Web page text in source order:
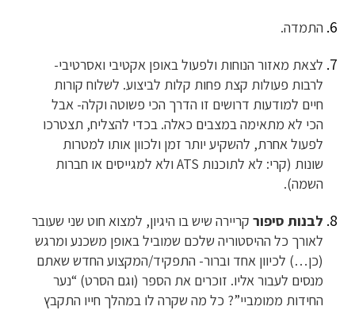
התמדה.
לצאת מאזור הנוחות ולפעול באופן אקטיבי ואסרטיבי-
לרבות פעולות קצת פחות קלות לביצוע. לשלוח קורות
חיים למודעות דרושים זו הדרך הכי פשוטה וקלה- אבל
הכי לא מתאימה במצבים כאלה. בכדי להצליח, תצטרכו
לפעול אחרת, להשקיע יותר זמן ולכוון אותו למטרות
שונות (קרי: לא לתוכנות ATS ולא למגייסים או חברות
השמה).
לבנות סיפור קריירה שיש בו היגיון, למצוא חוט שני שעובר
לאורך כל ההיסטוריה שלכם שמוביל באופן משכנע ומרגש
(כן…) לכיוון אחד וברור- התפקיד/המקצוע החדש שאתם
מנסים לעבור אליו. זוכרים את הספר (וגם הסרט) “נער
החידות ממומביי”? כל מה שקרה לו במהלך חייו התקבץ